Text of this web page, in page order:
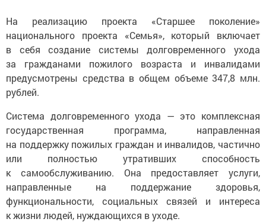
На реализацию проекта «Старшее поколение»
национального проекта «Семья», который включает
в себя создание системы долговременного ухода
за гражданами пожилого возраста и инвалидами
предусмотрены средства в общем объеме 347,8 млн.
рублей.
Система долговременного ухода — это комплексная
государственная программа, направленная
на поддержку пожилых граждан и инвалидов, частично
или полностью утративших способность
к самообслуживанию. Она предоставляет услуги,
направленные на поддержание здоровья,
функциональности, социальных связей и интереса
к жизни людей, нуждающихся в уходе.